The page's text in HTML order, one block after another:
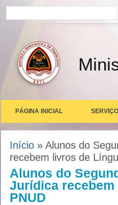
Formulário de busca
PÁGINA INICIAL
Você está aqui
Início » Alunos do
recebem livros de
Alunos do
Jurídica
PNUD